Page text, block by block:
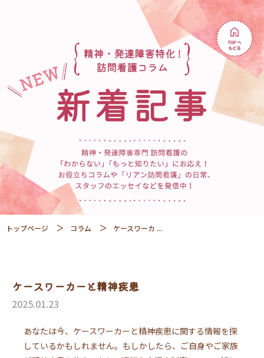
トップページ コラム ケースワーカ ...
ケースワーカーと精神疾患
2025.01.23
あなたは今、ケースワーカーと精神疾患に関する情報を探
しているかもしれません。もしかしたら、ご自身やご家族